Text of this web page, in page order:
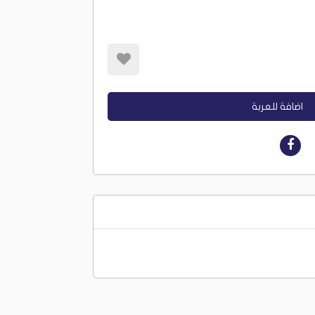
اضافة للعربة